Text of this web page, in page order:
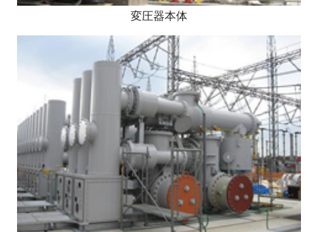
変圧器本体